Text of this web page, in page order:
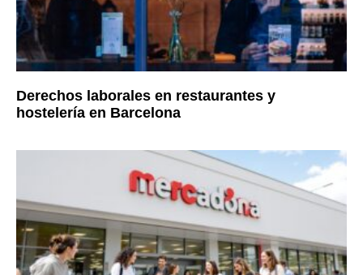
Derechos laborales en restaurantes y
hostelería en Barcelona